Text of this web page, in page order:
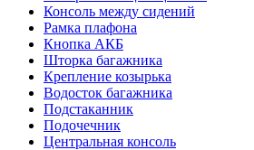
Консоль между сидений
Рамка плафона
Кнопка АКБ
Шторка багажника
Крепление козырька
Водосток багажника
Подстаканник
Подочечник
Центральная консоль